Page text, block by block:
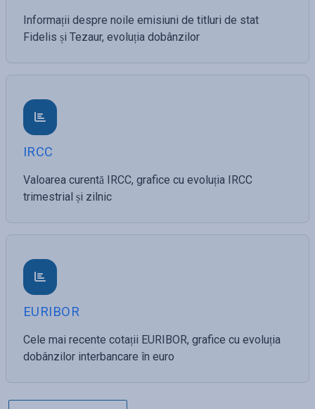
Informații despre noile emisiuni de titluri de stat
Fidelis și Tezaur, evoluția dobânzilor
IRCC
Valoarea curentă IRCC, grafice cu evoluția IRCC
trimestrial și zilnic
EURIBOR
Cele mai recente cotații EURIBOR, grafice cu evoluția
dobânzilor interbancare în euro